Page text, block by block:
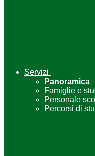
Servizi
Panoramica
Famiglie e
Personale
Percorsi di